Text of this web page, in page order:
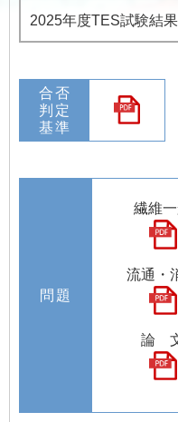
2025年度TES試験結
合否
判定
基準
問題
繊維
流通・
論